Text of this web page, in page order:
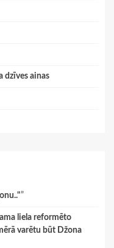
dzīves ainas
”
liela reformēto
varētu būt Džona